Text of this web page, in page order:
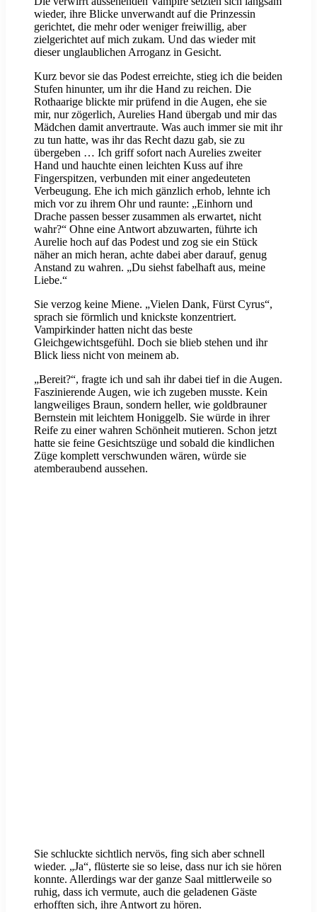
wieder, ihre Blicke unverwandt auf die Prinzessin
gerichtet, die mehr oder weniger freiwillig, aber
zielgerichtet auf mich zukam. Und das wieder mit
dieser unglaublichen Arroganz in Gesicht.
Kurz bevor sie das Podest erreichte, stieg ich die beiden
Stufen hinunter, um ihr die Hand zu reichen. Die
Rothaarige blickte mir prüfend in die Augen, ehe sie
mir, nur zögerlich, Aurelies Hand übergab und mir das
Mädchen damit anvertraute. Was auch immer sie mit ihr
zu tun hatte, was ihr das Recht dazu gab, sie zu
übergeben … Ich griff sofort nach Aurelies zweiter
Hand und hauchte einen leichten Kuss auf ihre
Fingerspitzen, verbunden mit einer angedeuteten
Verbeugung. Ehe ich mich gänzlich erhob, lehnte ich
mich vor zu ihrem Ohr und raunte: „Einhorn und
Drache passen besser zusammen als erwartet, nicht
wahr?“ Ohne eine Antwort abzuwarten, führte ich
Aurelie hoch auf das Podest und zog sie ein Stück
näher an mich heran, achte dabei aber darauf, genug
Anstand zu wahren. „Du siehst fabelhaft aus, meine
Liebe.“
Sie verzog keine Miene. „Vielen Dank, Fürst Cyrus“,
sprach sie förmlich und knickste konzentriert.
Vampirkinder hatten nicht das beste
Gleichgewichtsgefühl. Doch sie blieb stehen und ihr
Blick liess nicht von meinem ab.
„Bereit?“, fragte ich und sah ihr dabei tief in die Augen.
Faszinierende Augen, wie ich zugeben musste. Kein
langweiliges Braun, sondern heller, wie goldbrauner
Bernstein mit leichtem Honiggelb. Sie würde in ihrer
Reife zu einer wahren Schönheit mutieren. Schon jetzt
hatte sie feine Gesichtszüge und sobald die kindlichen
Züge komplett verschwunden wären, würde sie
atemberaubend aussehen.
Sie schluckte sichtlich nervös, fing sich aber schnell
wieder. „Ja“, flüsterte sie so leise, dass nur ich sie hören
konnte. Allerdings war der ganze Saal mittlerweile so
ruhig, dass ich vermute, auch die geladenen Gäste
erhofften sich, ihre Antwort zu hören.